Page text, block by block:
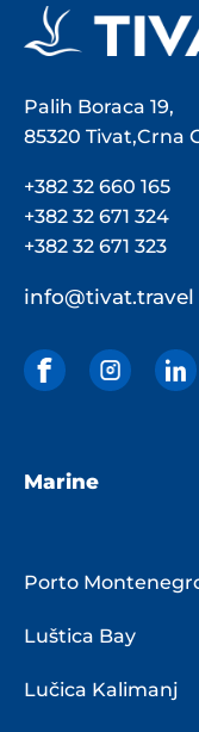
Palih Boraca 19,
85320 Tivat,Crna
+382 32 660 165
+382 32 671 324
+382 32 671 323
info@tivat.travel
Marine
Porto
Luštica Bay
Lučica Kalimanj